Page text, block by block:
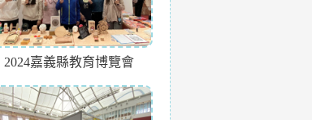
2024嘉義縣教育博覽會